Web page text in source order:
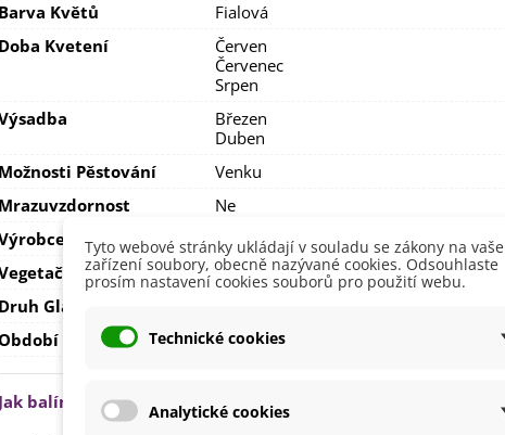
Barva Květů
Fialová
Doba Kvetení
Červen
Červenec
Srpen
Březen
Duben
Možnosti Pěstování
Venku
Mrazuvzdornost
Ne
SemenaOnline
Doba
Trvalky
Druh Gladioly
Výsadby
Jaro
Jak balíme cibulky?
Tyto webové stránky ukládají v souladu se zákony na vaše
zařízení soubory, obecně nazývané cookies. Odsouhlaste
prosím nastavení cookies souborů pro použití webu.
Technické cookies
Analytické cookies